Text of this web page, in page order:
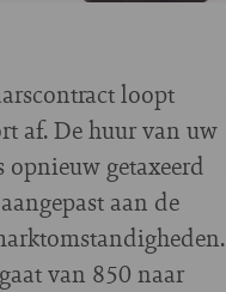
loopt
af. De huur van uw
getaxeerd
aan de
van 850 naar